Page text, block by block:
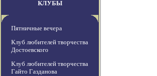
КЛУБЫ
Пятничные вечера
Клуб любителей творчества
Достоевского
Клуб любителей творчества
Гайто Газданова